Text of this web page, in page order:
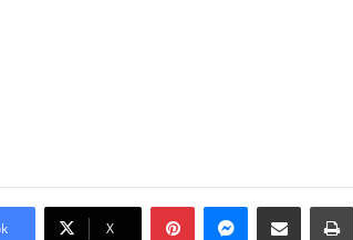
X
PinterestMessenger
Compartir por correo